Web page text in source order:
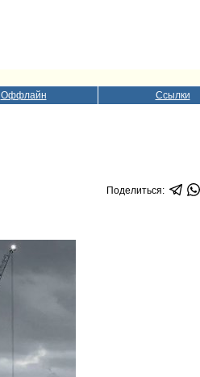
Оффлайн Ссылки
Поделиться: